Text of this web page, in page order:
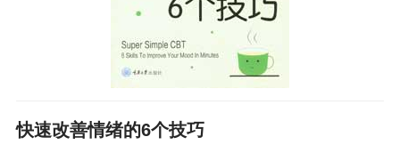
快速改善情绪的6个技巧